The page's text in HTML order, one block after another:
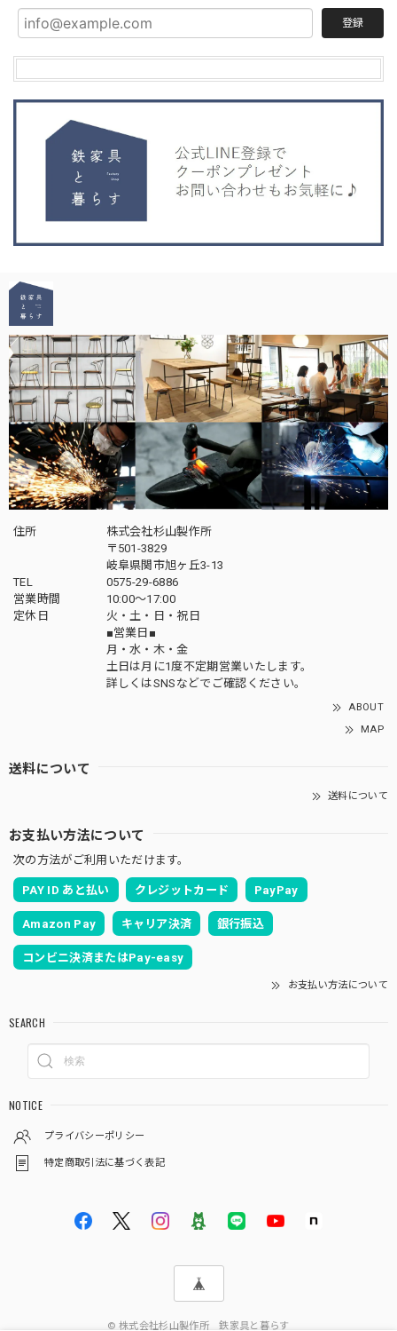
登録
住所
株式会社杉山製作所
〒501-3829
岐阜県関市旭ヶ丘3-13
TEL
0575-29-6886
営業時間
10:00～17:00
定休日
火・土・日・祝日
■営業日■
月・水・木・金
土日は月に1度不定期営業いたします。
詳しくはSNSなどでご確認ください。
ABOUT
MAP
送料について
送料について
お支払い方法について
次の方法がご利用いただけます。
PAY ID あと払い クレジットカード PayPay
Amazon Pay キャリア決済 銀行振込
コンビニ決済またはPay-easy
お支払い方法について
SEARCH
NOTICE
プライバシーポリシー
特定商取引法に基づく表記
© 株式会社杉山製作所 鉄家具と暮らす